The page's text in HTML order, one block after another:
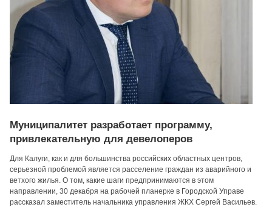
Муниципалитет разработает программу,
привлекательную для девелоперов
Для Калуги, как и для большинства российских областных центров,
серьезной проблемой является расселение граждан из аварийного и
ветхого жилья. О том, какие шаги предпринимаются в этом
направлении, 30 декабря на рабочей планерке в Городской Управе
рассказал заместитель начальника управления ЖКХ Сергей Васильев.